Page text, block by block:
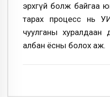
эрхгүй болж байгаа
тарах процесс нь
чуулганы хуралдаан
албан ёсны болох аж.